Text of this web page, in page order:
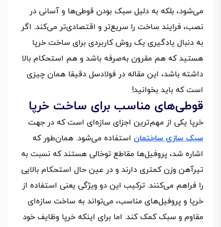
می‌شود، بلکه به دلیل سبک بودن قوطی‌ها و آسانی در
نصب، فرایند ساخت را سریع‌تر و اقتصادی‌تر می‌کند. اگر
به دنبال یادگیری یک روش کاربردی برای ساخت خرپا
هستید که هم مقرون به‌صرفه باشد و هم استحکام بالا
داشته باشد، این مقاله در فولادسل دقیقا همان چیزی
است که باید بخوانید!
قوطی‌های مناسب برای ساخت خرپا
خرپا یکی از مهم‌ترین اجزای سازه‌ای است که در جهت
سبک سازی ساختمان استفاده می‌شود. همان‌طور که
اشاره شد، پروفیل‌ها مقاطع توخالی هستند که نسبت به
تیرآهن وزن کمتری دارند و در عین حال استحکام بالایی
را فراهم می‌کنند. ترکیب این دو ویژگی یعنی استفاده از
خرپا و پروفیل‌های مناسب، می‌تواند به ساخت سازه‌ای
مقاوم و سبک کمک کند. اما برای اینکه خرپا وظایف خود